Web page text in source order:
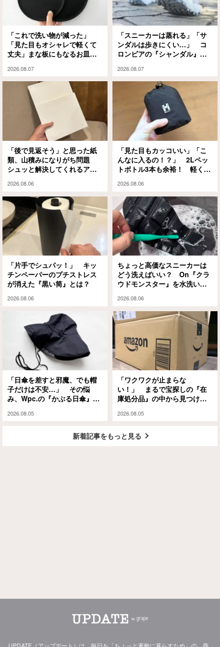
「これで洗い物が減った」
「見た目もオシャレで軽くて
丈夫」まな板にもなるお皿
解
2026.08.07
「スニーカーは蒸れる」「サ
ンダルは歩きにくい…」 コ
ロンビアの『シャンダル』が
2026.08.07
「後で見返そう」と思った紙
類、山積みになりがち問題
シュッと解決してくれるアイ
2026.08.06
「見た目もカッコいい」「こ
んなに入るの！？」 2Lペッ
トボトル3本も余裕！ 軽くて
ッグが大正解
2026.08.06
「片手でシュパッ！」 キッ
チンペーパーのプチストレス
が消えた『黒い筒』とは？
2026.08.06
ちょっと高価なスニーカーは
どう洗えばいい？ On『クラ
ウドモンスター』を水洗いと
と…
2026.08.06
「日傘を差すと邪魔、でも帽
子だけは不安…」 その悩
み、Wpc.の『かぶる日傘』が
2026.08.05
「ワクワクが止まらな
い！」 まるで宝探しの『在
庫処分品』の中から見つけた
2026.08.05
新着記事をもっと見る